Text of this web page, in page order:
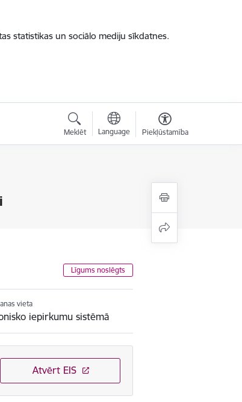
statistikas un sociālo mediju sīkdatnes.
Meklēt Language Piekļūstamība
Līgums noslēgts
vieta
iepirkumu sistēmā
Atvērt EIS